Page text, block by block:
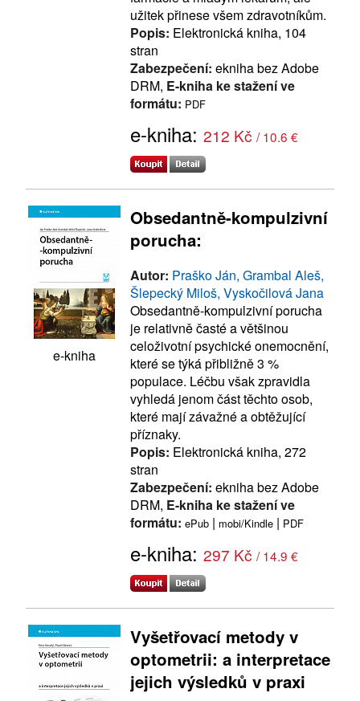
užitek přinese všem zdravotníkům.
Popis: Elektronická kniha, 104
stran
Zabezpečení: ekniha bez Adobe
DRM, E-kniha ke stažení ve
formátu: PDF
e-kniha: 212 Kč / 10.6 €
e-kniha
Obsedantně-kompulzivní
porucha:
Autor: Praško Ján, Grambal Aleš,
Šlepecký Miloš, Vyskočilová Jana
Obsedantně-kompulzivní porucha
je relativně časté a většinou
celoživotní psychické onemocnění,
které se týká přibližně 3 %
populace. Léčbu však zpravidla
vyhledá jenom část těchto osob,
které mají závažné a obtěžující
příznaky.
Popis: Elektronická kniha, 272
stran
Zabezpečení: ekniha bez Adobe
DRM, E-kniha ke stažení ve
formátu: ePub | mobi/Kindle | PDF
e-kniha: 297 Kč / 14.9 €
Vyšetřovací metody v
optometrii: a interpretace
jejich výsledků v praxi